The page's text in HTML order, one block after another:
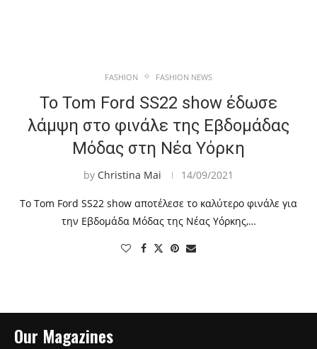
FASHION FASHION NEWS
Το Tom Ford SS22 show έδωσε
λάμψη στο φινάλε της Εβδομάδας
Μόδας στη Νέα Υόρκη
by Christina Mai 14/09/2021
Το Tom Ford SS22 show αποτέλεσε το καλύτερο φινάλε για
την Εβδομάδα Μόδας της Νέας Υόρκης,…
Our Magazines